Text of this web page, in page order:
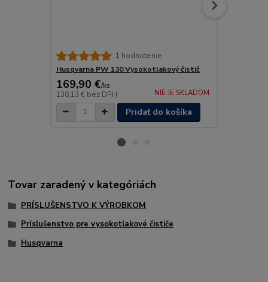
1 hodnotenie
Husqvarna PW 130 Vysokotlakový čistič
169,90 €/ks
138,13 € bez DPH NIE JE SKLADOM
Pridať do košíka
Tovar zaradený v kategóriách
PRÍSLUŠENSTVO K VÝROBKOM
Príslušenstvo pre vysokotlakové čističe
Husqvarna